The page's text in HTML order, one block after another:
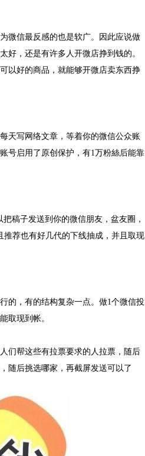
微信最反感的也是软广。因此应说做
好，还是有许多人开微店挣到钱的。
以好的商品，就能够开微店卖东西挣
天写网络文章，等着你的微信公众账
号启用了原创保护，有1万粉絲后能靠
稿子发送到你的微信朋友，盆友圈，
荐也有好几代的下线抽成，并且取现
的，有的结构复杂一点。做1个微信投
取现到帐。
们帮这些有拉票要求的人拉票，随后
随后挑选哪家，再截屏发送可以了